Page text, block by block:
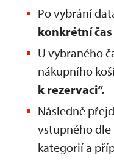
Po vybrání
konkrétníčas
U vybraného
nákupního
k rezervaci“.
Následně
vstupného dle
kategorií a